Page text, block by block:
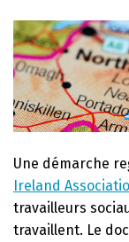
Une démarche
Ireland
travailleurs
travaillent. Le